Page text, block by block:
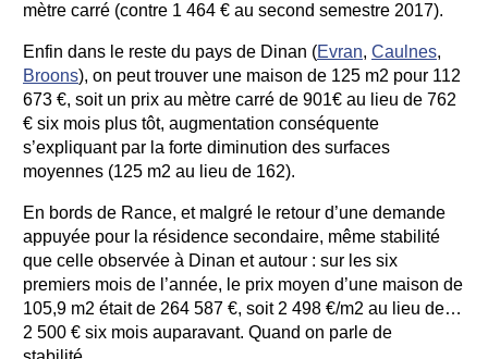
mètre carré (contre 1 464 € au second semestre 2017).
Enfin dans le reste du pays de Dinan (Evran, Caulnes,
Broons), on peut trouver une maison de 125 m2 pour 112
673 €, soit un prix au mètre carré de 901€ au lieu de 762
€ six mois plus tôt, augmentation conséquente
s’expliquant par la forte diminution des surfaces
moyennes (125 m2 au lieu de 162).
En bords de Rance, et malgré le retour d’une demande
appuyée pour la résidence secondaire, même stabilité
que celle observée à Dinan et autour : sur les six
premiers mois de l’année, le prix moyen d’une maison de
105,9 m2 était de 264 587 €, soit 2 498 €/m2 au lieu de…
2 500 € six mois auparavant. Quand on parle de